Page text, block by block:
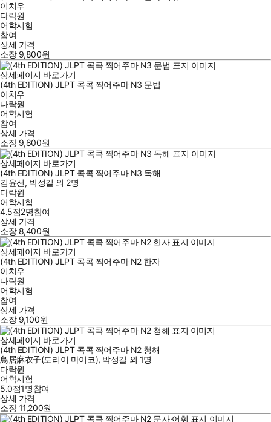
이치우
다락원
어학시험
참여
상세 가격
소장 9,800원
상세페이지 바로가기
(4th EDITION) JLPT 콕콕 찍어주마 N3 문법
이치우
다락원
어학시험
참여
상세 가격
소장 9,800원
상세페이지 바로가기
(4th EDITION) JLPT 콕콕 찍어주마 N3 독해
김윤선, 박성길 외 2명
다락원
어학시험
4.5점2명참여
상세 가격
소장 8,400원
상세페이지 바로가기
(4th EDITION) JLPT 콕콕 찍어주마 N2 한자
이치우
다락원
어학시험
참여
상세 가격
소장 9,100원
상세페이지 바로가기
(4th EDITION) JLPT 콕콕 찍어주마 N2 청해
鳥居麻衣子(도리이 마이코), 박성길 외 1명
다락원
어학시험
5.0점1명참여
상세 가격
소장11,200원